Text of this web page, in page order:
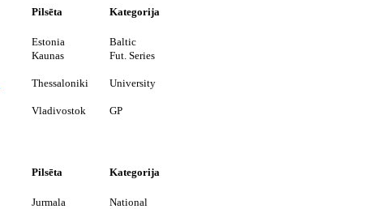
Pilsēta Kategorija
Estonia
Baltic
Kaunas
Fut. Series
Thessaloniki
University
Vladivostok GP
Pilsēta Kategorija
Jurmala
National